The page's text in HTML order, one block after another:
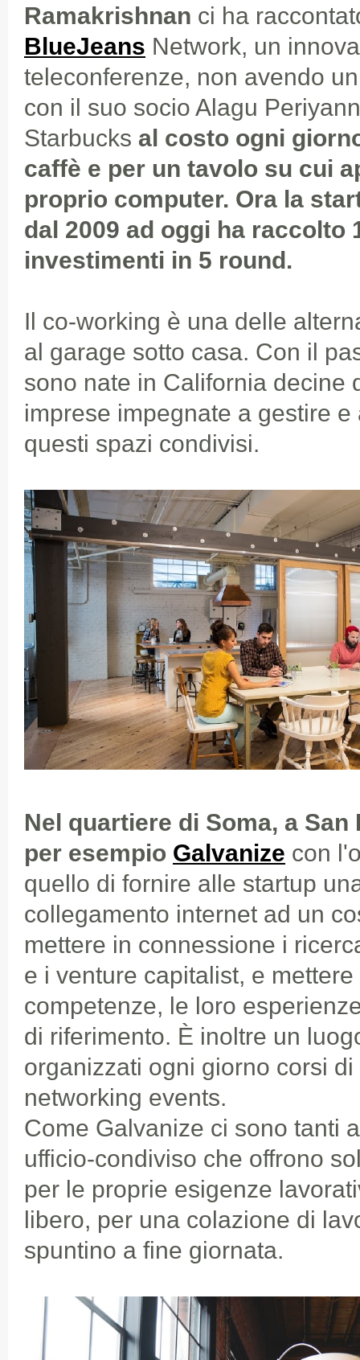
Ramakrishnan ci ha
BlueJeans Network, un
teleconferenze, non avendo
con il suo socio Alagu
Starbucks al costo ogni
caffè e per un tavolo su cui
proprio computer. Ora la
dal 2009 ad oggi ha raccolto
investimenti in 5 round.
Il co-working è una delle
al garage sotto casa. Con il
sono nate in California decine
imprese impegnate a gestire
questi spazi condivisi.
Nel quartiere di Soma, a
per esempio Galvanize con
quello di fornire alle startup
collegamento internet ad un
mettere in connessione i
e i venture capitalist, e
competenze, le loro
di riferimento. È inoltre un
organizzati ogni giorno corsi
networking events.
Come Galvanize ci sono tanti
ufficio-condiviso che offrono
per le proprie esigenze
libero, per una colazione di
spuntino a fine giornata.